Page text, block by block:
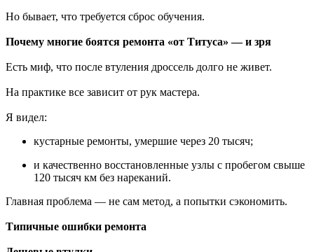
Но бывает, что требуется сброс обучения.
Почему многие боятся ремонта «от Титуса» — и зря
Есть миф, что после втуления дроссель долго не живет.
На практике все зависит от рук мастера.
Я видел:
кустарные ремонты, умершие через 20 тысяч;
и качественно восстановленные узлы с пробегом свыше
120 тысяч км без нареканий.
Главная проблема — не сам метод, а попытки сэкономить.
Типичные ошибки ремонта